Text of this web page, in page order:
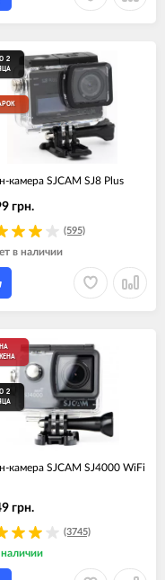
2
камера SJCAM SJ8 Plus
(595)
грн.
в наличии
2
камера SJCAM SJ4000 WiFi
(3745)
грн.